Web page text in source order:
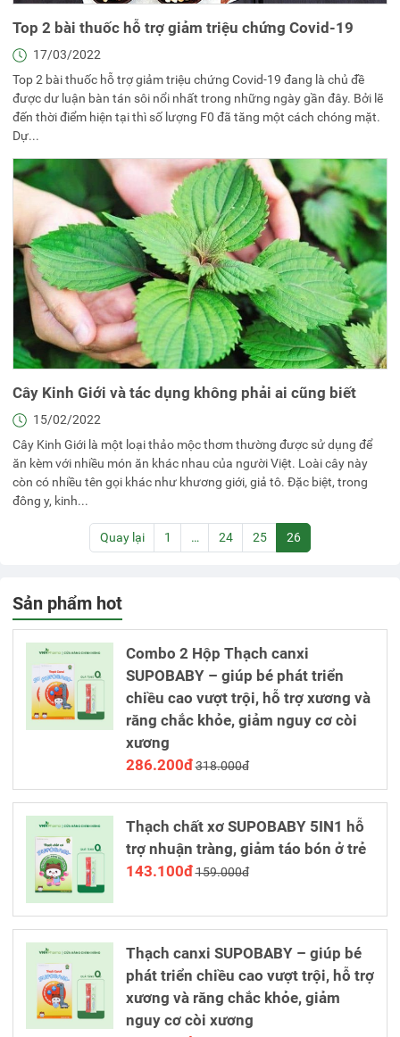
Top 2 bài thuốc hỗ trợ giảm triệu chứng Covid-19
17/03/2022
Top 2 bài thuốc hỗ trợ giảm triệu chứng Covid-19 đang là chủ đề
được dư luận bàn tán sôi nổi nhất trong những ngày gần đây. Bởi lẽ
đến thời điểm hiện tại thì số lượng F0 đã tăng một cách chóng mặt.
Dự...
Cây Kinh Giới và tác dụng không phải ai cũng biết
15/02/2022
Cây Kinh Giới là một loại thảo mộc thơm thường được sử dụng để
ăn kèm với nhiều món ăn khác nhau của người Việt. Loài cây này
còn có nhiều tên gọi khác như khương giới, giả tô. Đặc biệt, trong
đông y, kinh...
Quay lại 1 … 24 25 26
Sản phẩm hot
Combo 2 Hộp Thạch canxi
SUPOBABY – giúp bé phát triển
chiều cao vượt trội, hỗ trợ xương và
răng chắc khỏe, giảm nguy cơ còi
xương
286.200đ318.000đ
Thạch chất xơ SUPOBABY 5IN1 hỗ
trợ nhuận tràng, giảm táo bón ở trẻ
143.100đ159.000đ
Thạch canxi SUPOBABY – giúp bé
phát triển chiều cao vượt trội, hỗ trợ
xương và răng chắc khỏe, giảm
nguy cơ còi xương